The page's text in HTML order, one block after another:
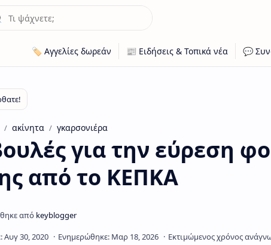
ακίνητα γκαρσονιέρα
για την εύρεση
από το ΚΕΠΚΑ